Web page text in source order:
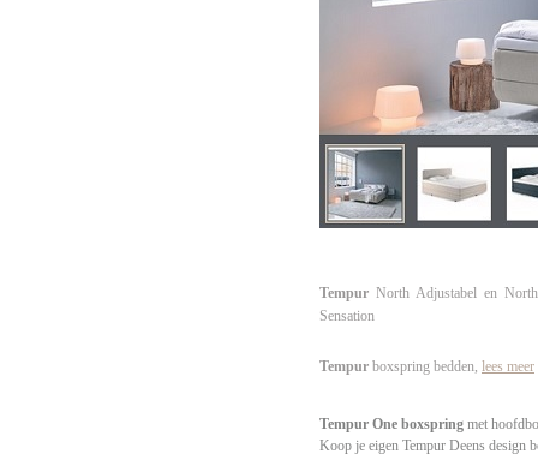
Tempur North Adjustabel en
Sensation
Tempur boxspring bedden, lees meer
Tempur One boxspring met
Koop je eigen Tempur Deens